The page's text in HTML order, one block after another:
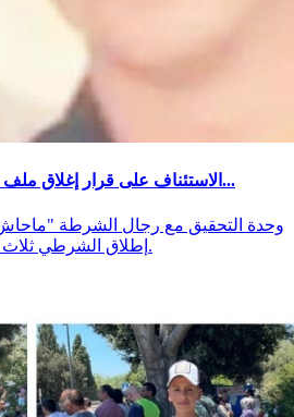
الاستئناف على قرار إغلاق ملف قتل منير عنبتاوي من حيفا...
وحدة التحقيق مع رجال الشرطة "ماحاش
إطلاق الشرطي ثلاث رصاصات قاتلة باتجاه منير.